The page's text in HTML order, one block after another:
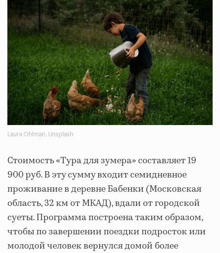
Laura Ohlman, Unsplash
Стоимость «Тура для зумера» составляет 19
900 руб. В эту сумму входит семидневное
проживание в деревне Бабенки (Московская
область, 32 км от МКАД), вдали от городской
суеты. Программа построена таким образом,
чтобы по завершении поездки подросток или
молодой человек вернулся домой более